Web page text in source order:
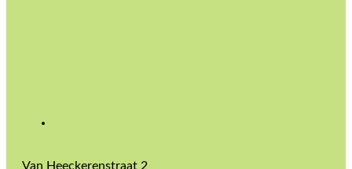
Van Heeckerenstraat 2